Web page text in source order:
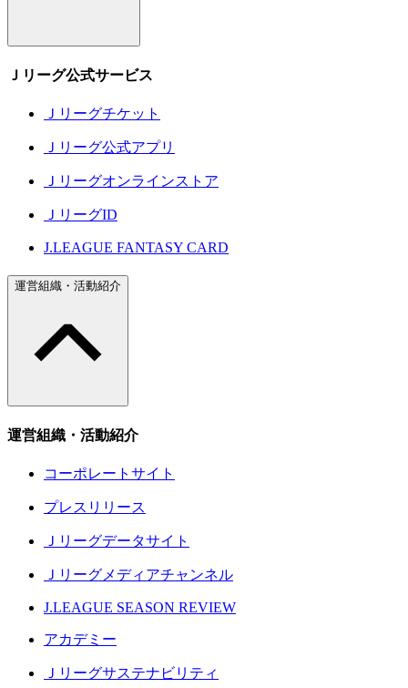
Ｊリーグ公式サービス
Ｊリーグチケット
Ｊリーグ公式アプリ
Ｊリーグオンラインストア
ＪリーグID
J.LEAGUE FANTASY CARD
運営組織・活動紹介
運営組織・活動紹介
コーポレートサイト
プレスリリース
Ｊリーグデータサイト
Ｊリーグメディアチャンネル
J.LEAGUE SEASON REVIEW
アカデミー
Ｊリーグサステナビリティ